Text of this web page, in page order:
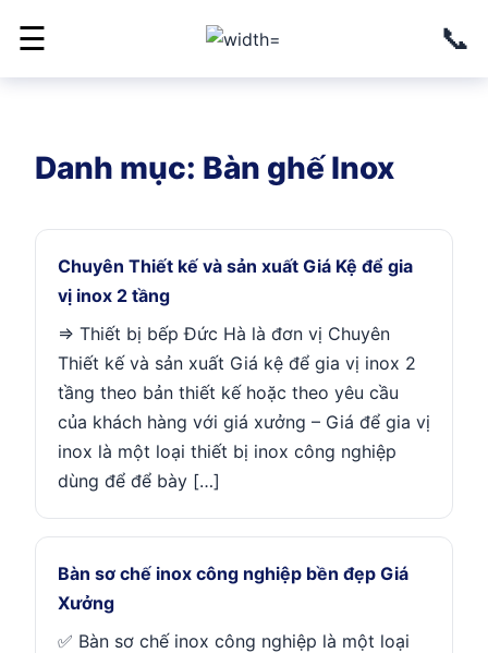
☰ 📞
Danh mục: Bàn ghế Inox
Chuyên Thiết kế và sản xuất Giá Kệ để gia
vị inox 2 tầng
=> Thiết bị bếp Đức Hà là đơn vị Chuyên
Thiết kế và sản xuất Giá kệ để gia vị inox 2
tầng theo bản thiết kế hoặc theo yêu cầu
của khách hàng với giá xưởng – Giá để gia vị
inox là một loại thiết bị inox công nghiệp
dùng để để bày […]
Bàn sơ chế inox công nghiệp bền đẹp Giá
Xưởng
✅ Bàn sơ chế inox công nghiệp là một loại